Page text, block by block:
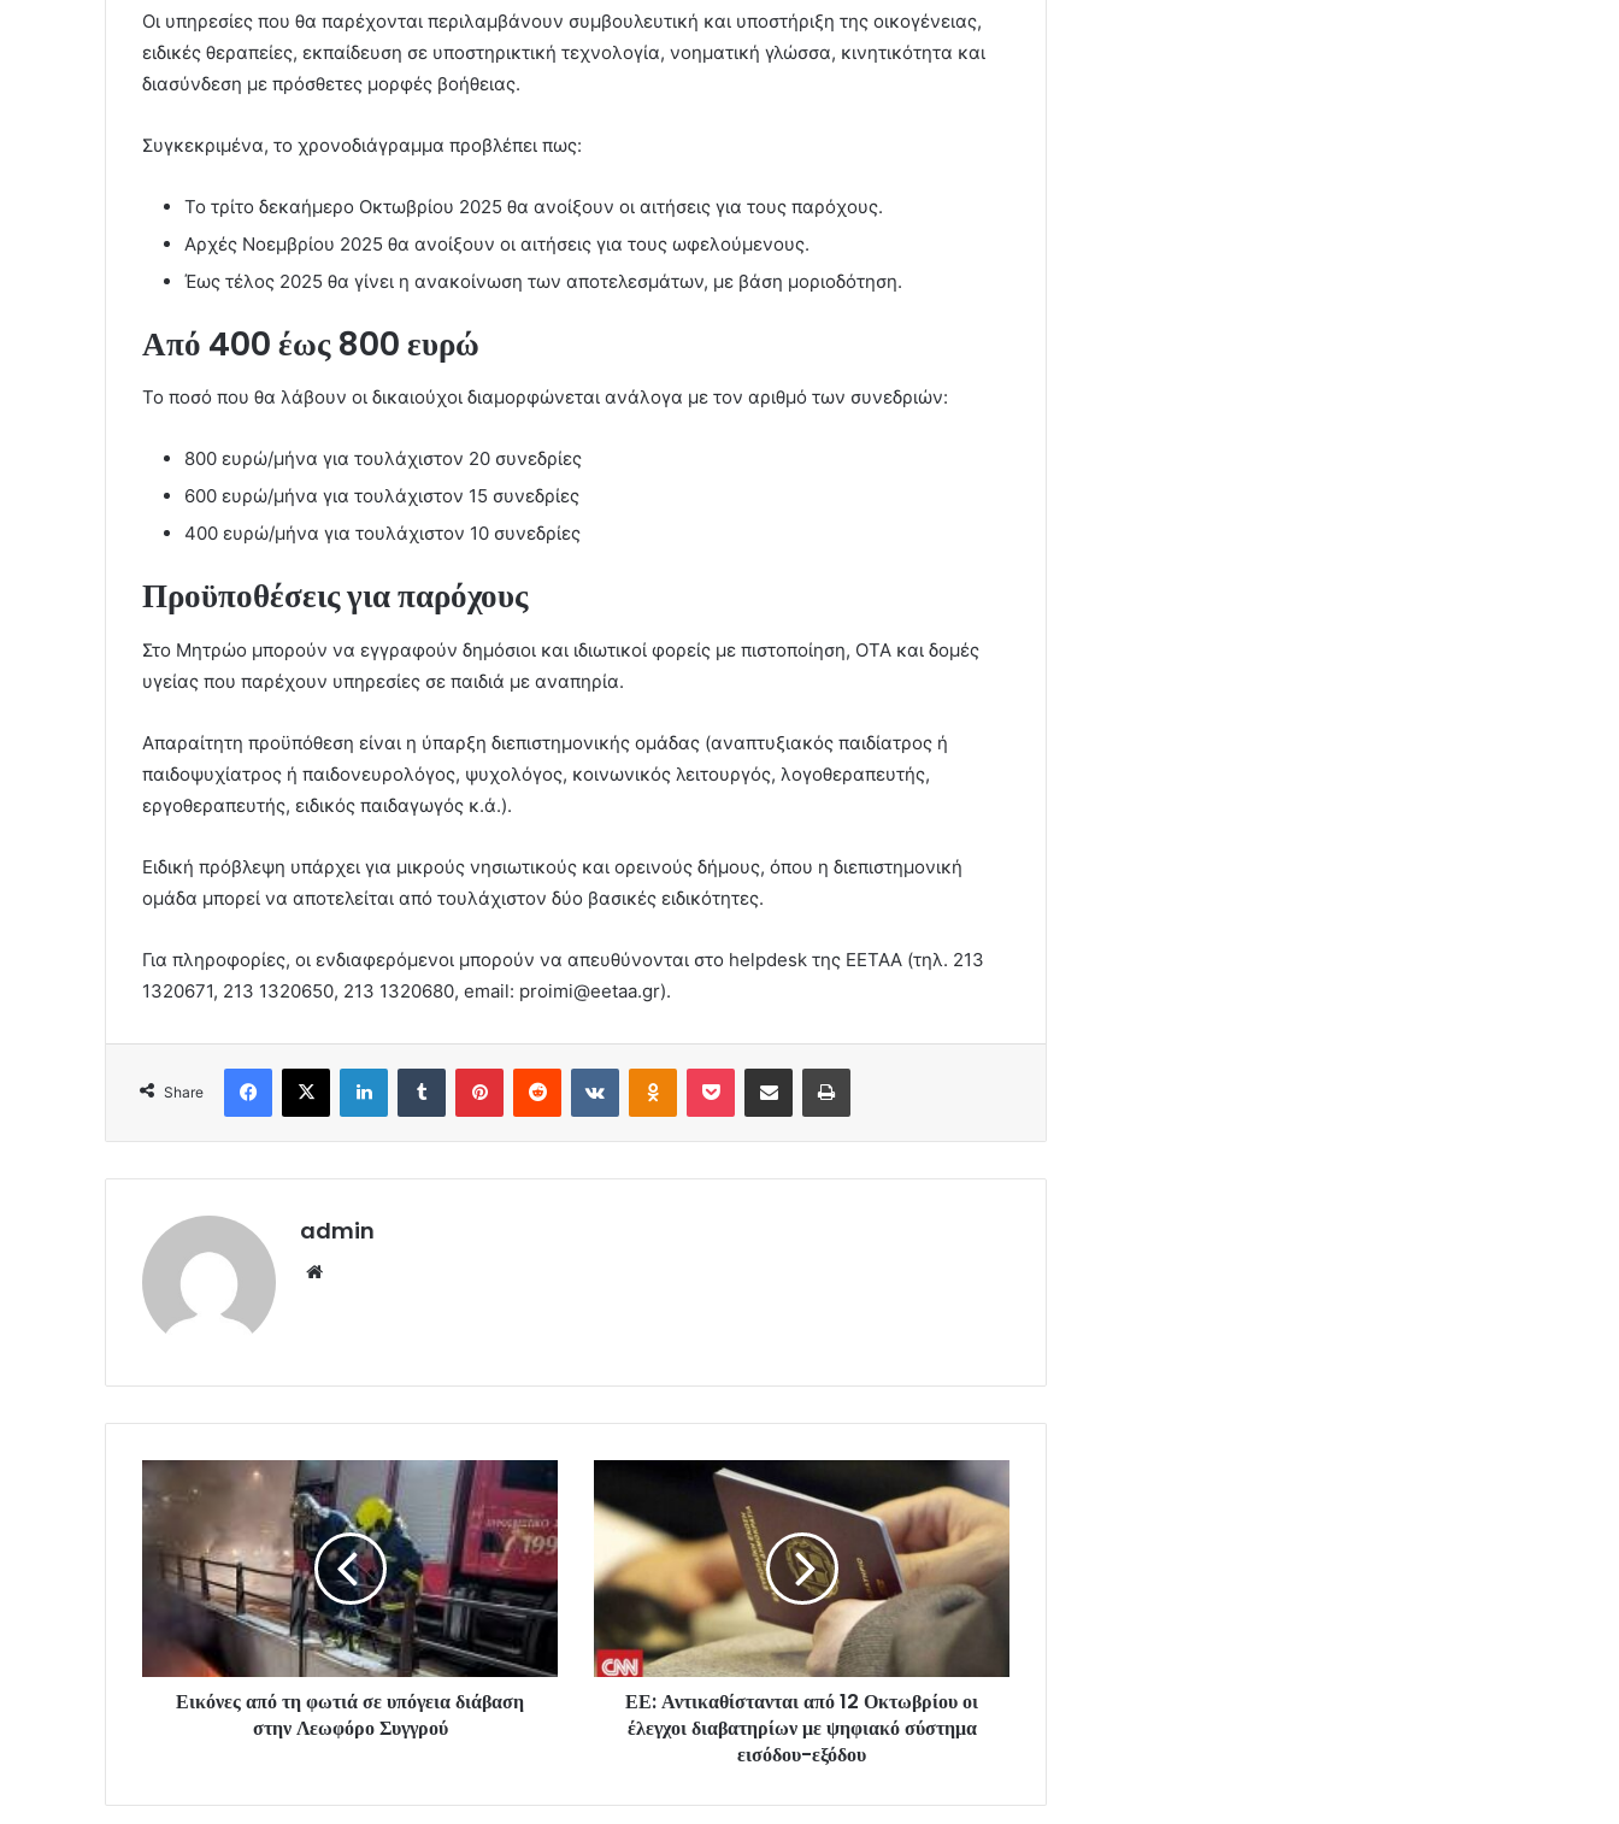
Οι υπηρεσίες που θα παρέχονται περιλαμβάνουν συμβουλευτική και υποστήριξη της οικογένειας,
ειδικές θεραπείες, εκπαίδευση σε υποστηρικτική τεχνολογία, νοηματική γλώσσα, κινητικότητα και
διασύνδεση με πρόσθετες μορφές βοήθειας.
Συγκεκριμένα, το χρονοδιάγραμμα προβλέπει πως:
Το τρίτο δεκαήμερο Οκτωβρίου 2025 θα ανοίξουν οι αιτήσεις για τους παρόχους.
Αρχές Νοεμβρίου 2025 θα ανοίξουν οι αιτήσεις για τους ωφελούμενους.
Έως τέλος 2025 θα γίνει η ανακοίνωση των αποτελεσμάτων, με βάση μοριοδότηση.
Από 400 έως 800 ευρώ
Το ποσό που θα λάβουν οι δικαιούχοι διαμορφώνεται ανάλογα με τον αριθμό των συνεδριών:
800 ευρώ/μήνα για τουλάχιστον 20 συνεδρίες
600 ευρώ/μήνα για τουλάχιστον 15 συνεδρίες
400 ευρώ/μήνα για τουλάχιστον 10 συνεδρίες
Προϋποθέσεις για παρόχους
Στο Μητρώο μπορούν να εγγραφούν δημόσιοι και ιδιωτικοί φορείς με πιστοποίηση, ΟΤΑ και δομές
υγείας που παρέχουν υπηρεσίες σε παιδιά με αναπηρία.
Απαραίτητη προϋπόθεση είναι η ύπαρξη διεπιστημονικής ομάδας (αναπτυξιακός παιδίατρος ή
παιδοψυχίατρος ή παιδονευρολόγος, ψυχολόγος, κοινωνικός λειτουργός, λογοθεραπευτής,
εργοθεραπευτής, ειδικός παιδαγωγός κ.ά.).
Ειδική πρόβλεψη υπάρχει για μικρούς νησιωτικούς και ορεινούς δήμους, όπου η διεπιστημονική
ομάδα μπορεί να αποτελείται από τουλάχιστον δύο βασικές ειδικότητες.
Για πληροφορίες, οι ενδιαφερόμενοι μπορούν να απευθύνονται στο helpdesk της ΕΕΤΑΑ (τηλ. 213
1320671, 213 1320650, 213 1320680, email: proimi@eetaa.gr).
Share
Facebook
X LinkedInTumblr PinterestReddit VKontakteOdnoklassniki
Pocket Share via Email Print
admin
Εικόνες από τη φωτιά σε υπόγεια διάβαση
στην Λεωφόρο Συγγρού
ΕΕ: Αντικαθίστανται από 12 Οκτωβρίου οι
έλεγχοι διαβατηρίων με ψηφιακό σύστημα
εισόδου-εξόδου